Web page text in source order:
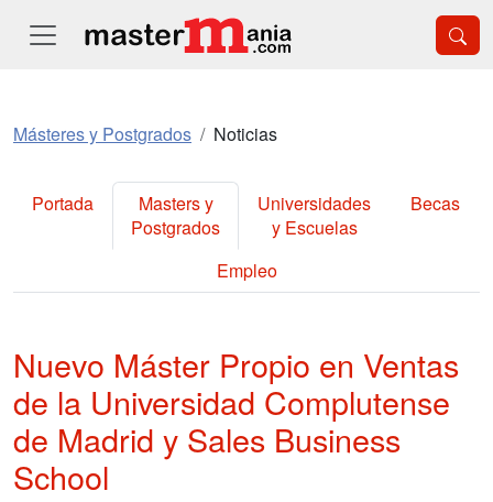
Másteres y Postgrados Noticias
Portada
Masters y
Postgrados
Universidades
y Escuelas
Becas
Empleo
Nuevo Máster Propio en Ventas
de la Universidad Complutense
de Madrid y Sales Business
School